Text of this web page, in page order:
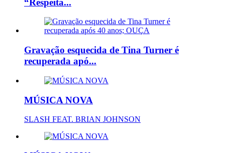
Gravação esquecida de Tina Turner é
recuperada apó...
MÚSICA NOVA
SLASH FEAT. BRIAN JOHNSON